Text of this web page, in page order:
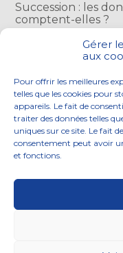
Gérer
aux
Pour offrir les meilleures
telles que les cookies pour
appareils. Le fait de
traiter des données telles
uniques sur ce site. Le fait
consentement peut avoir
et fonctions.
Succession : les
comptent-elles ?
Encadrement des
COMMENTAIRES
Footer
NOS
SOLUTIONS
NOUS